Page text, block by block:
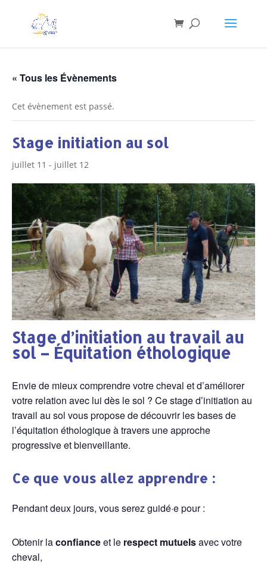
« Tous les Évènements
Cet évènement est passé.
Stage initiation au sol
juillet 11 - juillet 12
Stage d’initiation au travail au
sol – Équitation éthologique
Envie de mieux comprendre votre cheval et d’améliorer
votre relation avec lui dès le sol ? Ce stage d’initiation au
travail au sol vous propose de découvrir les bases de
l’équitation éthologique à travers une approche
progressive et bienveillante.
Ce que vous allez apprendre :
Pendant deux jours, vous serez guidé·e pour :
Obtenir laconfianceet le respect mutuelsavec votre
cheval,